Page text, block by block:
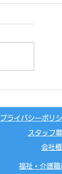
プライバシーポリ
スタッフ
会社
福祉・介護